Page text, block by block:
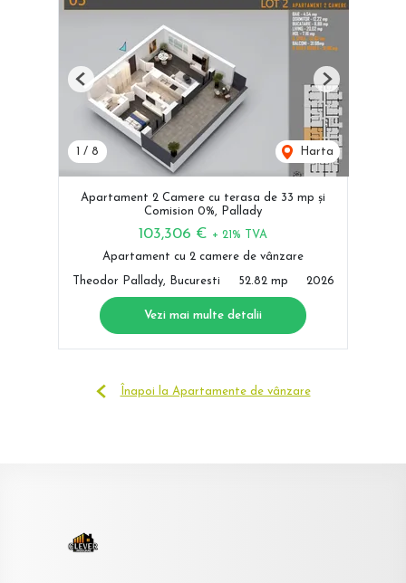
1 / 8 Harta
Previous Next
Apartament 2 Camere cu terasa de 33 mp și
Comision 0%, Pallady
103,306 € + 21% TVA
Apartament cu 2 camere de vânzare
Theodor Pallady, Bucuresti 52.82 mp 2026
Vezi mai multe detalii
Înapoi la Apartamente de vânzare